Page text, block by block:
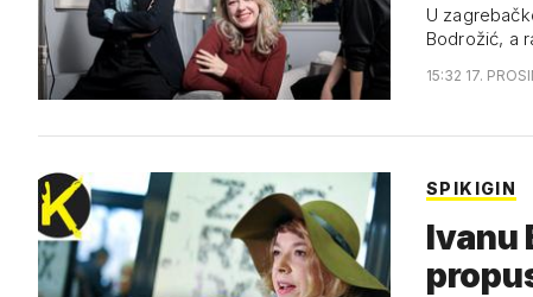
U
Bodrožić, a
15:32 17.
SPIKIGIN
Ivanu